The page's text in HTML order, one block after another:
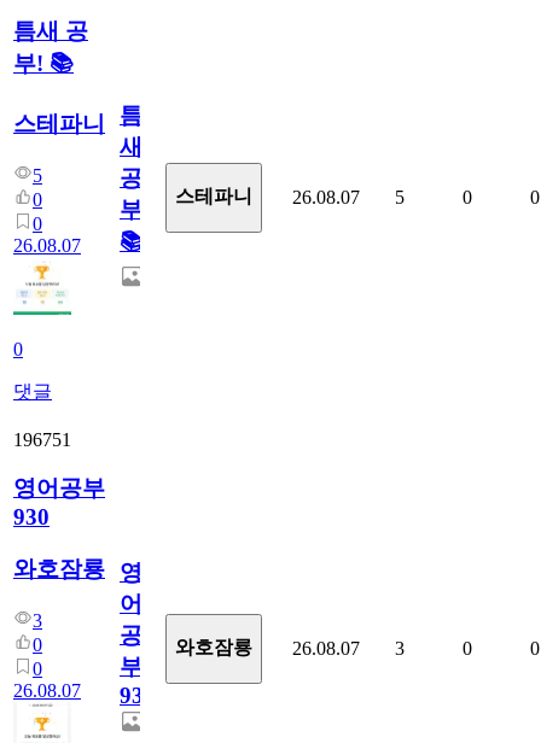
틈새 공
부! 📚
스테파니
5
0
0
26.08.07
0
댓글
틈
새
공
부!
📚
스테파니 26.08.07 5 0 0
196751
영어공부
930
와호잠룡
3
0
0
26.08.07
영
어
공
부
930
와호잠룡 26.08.07 3 0 0